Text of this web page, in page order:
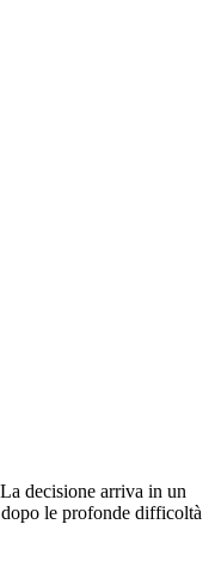
decisione arriva in un
dopo le profonde difficoltà